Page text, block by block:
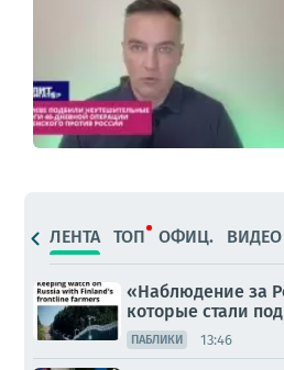
ЛЕНТА ТОП ОФИЦ. ВИДЕО
«Наблюдение за
которые стали
ПАБЛИКИ 13:46